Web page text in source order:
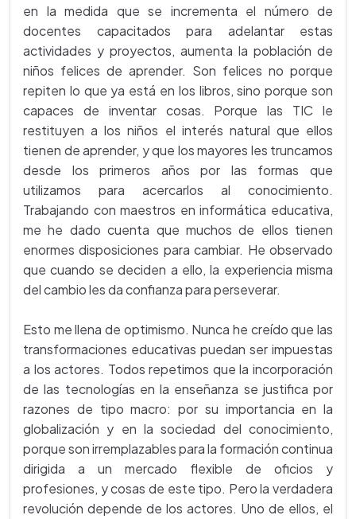
en la medida que se incrementa el número de
docentes capacitados para adelantar estas
actividades y proyectos, aumenta la población de
niños felices de aprender. Son felices no porque
repiten lo que ya está en los libros, sino porque son
capaces de inventar cosas. Porque las TIC le
restituyen a los niños el interés natural que ellos
tienen de aprender, y que los mayores les truncamos
desde los primeros años por las formas que
utilizamos para acercarlos al conocimiento.
Trabajando con maestros en informática educativa,
me he dado cuenta que muchos de ellos tienen
enormes disposiciones para cambiar. He observado
que cuando se deciden a ello, la experiencia misma
del cambio les da confianza para perseverar.
Esto me llena de optimismo. Nunca he creído que las
transformaciones educativas puedan ser impuestas
a los actores. Todos repetimos que la incorporación
de las tecnologías en la enseñanza se justifica por
razones de tipo macro: por su importancia en la
globalización y en la sociedad del conocimiento,
porque son irremplazables para la formación continua
dirigida a un mercado flexible de oficios y
profesiones, y cosas de este tipo. Pero la verdadera
revolución depende de los actores. Uno de ellos, el